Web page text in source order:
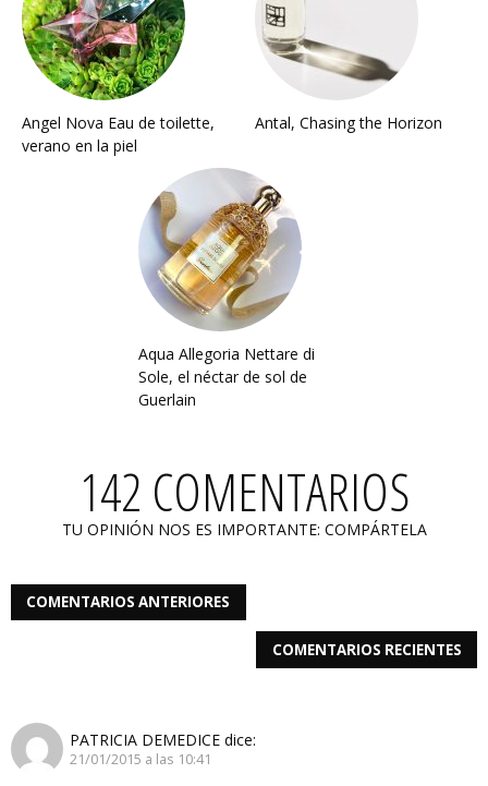
Angel Nova Eau de toilette,
verano en la piel
Antal, Chasing the Horizon
Aqua Allegoria Nettare di
Sole, el néctar de sol de
Guerlain
142 COMENTARIOS
TU OPINIÓN NOS ES IMPORTANTE: COMPÁRTELA
COMENTARIOS ANTERIORES
COMENTARIOS RECIENTES
PATRICIA DEMEDICE dice:
21/01/2015 a las 10:41